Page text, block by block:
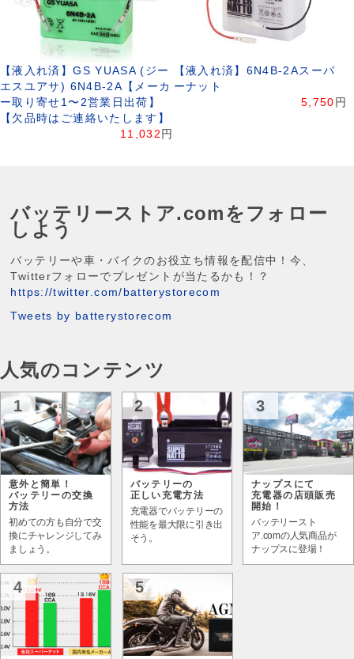
【液入れ済】GS YUASA (ジー
エスユアサ) 6N4B-2A【メーカ
ー取り寄せ1〜2営業日出荷】
【欠品時はご連絡いたします】
11,032 円
【液入れ済】6N4B-2Aスーパ
ーナット
5,750 円
バッテリーストア.comをフォロー
しよう
バッテリーや車・バイクのお役立ち情報を配信中！今、
Twitterフォローでプレゼントが当たるかも！？
https://twitter.com/batterystorecom
Tweets by batterystorecom
人気のコンテンツ
1
意外と簡単！
バッテリーの交換
方法
初めての方も自分で交
換にチャレンジしてみ
ましょう。
2
バッテリーの
正しい充電方法
充電器でバッテリーの
性能を最大限に引き出
そう。
3
ナップスにて
充電器の店頭販売
開始！
バッテリースト
ア.comの人気商品が
ナップスに登場！
4 5